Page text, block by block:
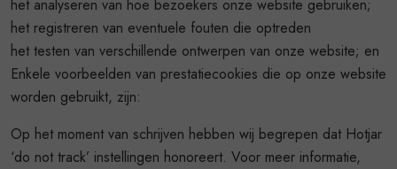
het analyseren van hoe bezoekers onze website gebruiken;
het registreren van eventuele fouten die optreden
het testen van verschillende ontwerpen van onze website; en
Enkele voorbeelden van prestatiecookies die op onze website
worden gebruikt, zijn:
Op het moment van schrijven hebben wij begrepen dat Hotjar
‘do not track’ instellingen honoreert. Voor meer informatie,